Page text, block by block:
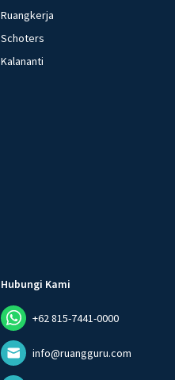
Ruangkerja
Schoters
Kalananti
Hubungi Kami
+62 815-7441-0000
info@ruangguru.com